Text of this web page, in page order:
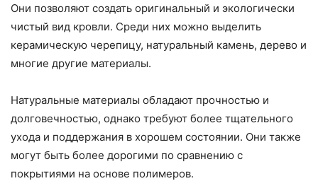
Они позволяют создать оригинальный и экологически
чистый вид кровли. Среди них можно выделить
керамическую черепицу, натуральный камень, дерево и
многие другие материалы.
Натуральные материалы обладают прочностью и
долговечностью, однако требуют более тщательного
ухода и поддержания в хорошем состоянии. Они также
могут быть более дорогими по сравнению с
покрытиями на основе полимеров.